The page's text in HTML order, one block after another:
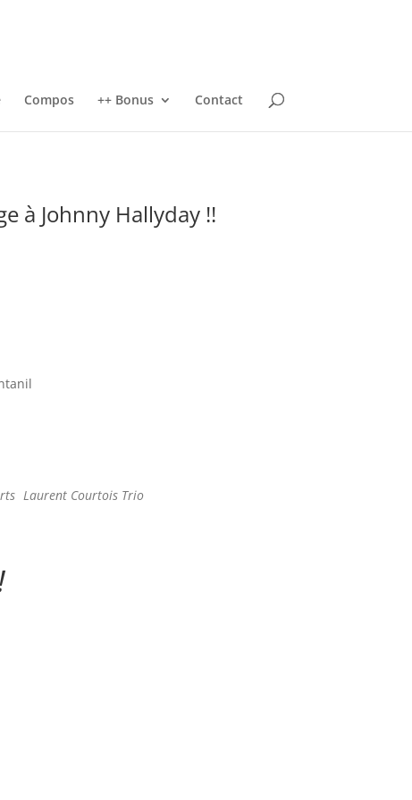
Compos ++ Bonus Contact
à Johnny Hallyday !!
Laurent Courtois Trio